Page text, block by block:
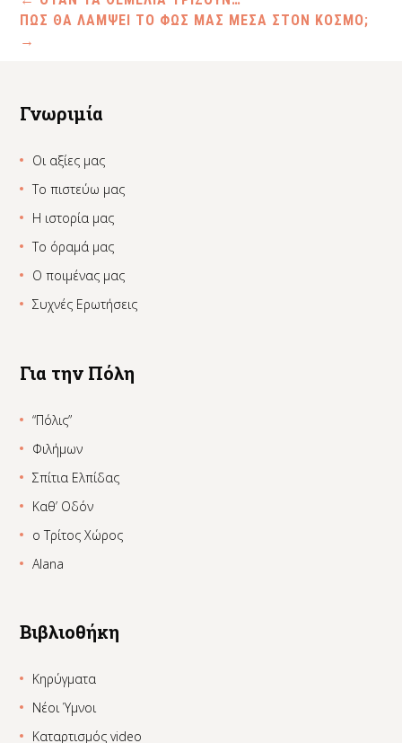
ΠΩΣ ΘΑ ΛΑΜΨΕΙ ΤΟ ΦΩΣ ΜΑΣ ΜΕΣΑ ΣΤΟΝ ΚΟΣΜΟ;
→
Γνωριμία
Οι αξίες μας
Το πιστεύω μας
Η ιστορία μας
Το όραμά μας
Ο ποιμένας μας
Συχνές Ερωτήσεις
Για την Πόλη
“Πόλις”
Φιλήμων
Σπίτια Ελπίδας
Καθ’ Οδόν
ο Τρίτος Χώρος
Alana
Βιβλιοθήκη
Κηρύγματα
Νέοι Ύμνοι
Καταρτισμός video